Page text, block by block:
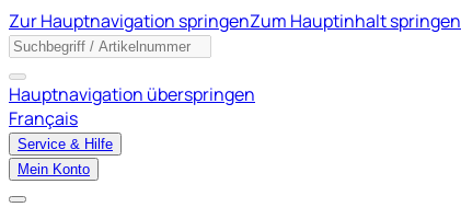
Zur Hauptnavigation springenZum Hauptinhalt springen
Hauptnavigation überspringen
Français
Service & Hilfe
Mein Konto